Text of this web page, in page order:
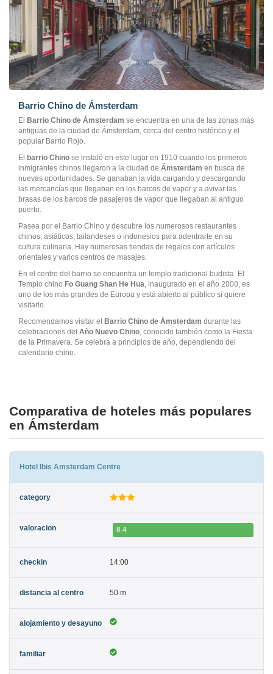
Barrio Chino de Ámsterdam
El Barrio Chino de Ámsterdam se encuentra en una de las zonas más
antiguas de la ciudad de Ámsterdam, cerca del centro histórico y el
popular Barrio Rojo.
El barrio Chino se instaló en este lugar en 1910 cuando los primeros
inmigrantes chinos llegaron a la ciudad de Ámsterdam en busca de
nuevas oportunidades. Se ganaban la vida cargando y descargando
las mercancías que llegaban en los barcos de vapor y a avivar las
brasas de los barcos de pasajeros de vapor que llegaban al antiguo
puerto.
Pasea por el Barrio Chino y descubre los numerosos restaurantes
chinos, asiáticos, tailandeses o indonesios para adentrarte en su
cultura culinaria. Hay numerosas tiendas de regalos con artículos
orientales y varios centros de masajes.
En el centro del barrio se encuentra un templo tradicional budista. El
Templo chino Fo Guang Shan He Hua, inaugurado en el año 2000, es
uno de los más grandes de Europa y está abierto al público si quiere
visitarlo.
Recomendamos visitar el
Barrio Chino de Ámsterdam durante las
celebraciones del Año Nuevo Chino, conocido también como la Fiesta
de la Primavera. Se celebra a principios de año, dependiendo del
calendario chino.
Comparativa de hoteles más populares
en Ámsterdam
Hotel Ibis Amsterdam Centre
8.4
14:00
50 m